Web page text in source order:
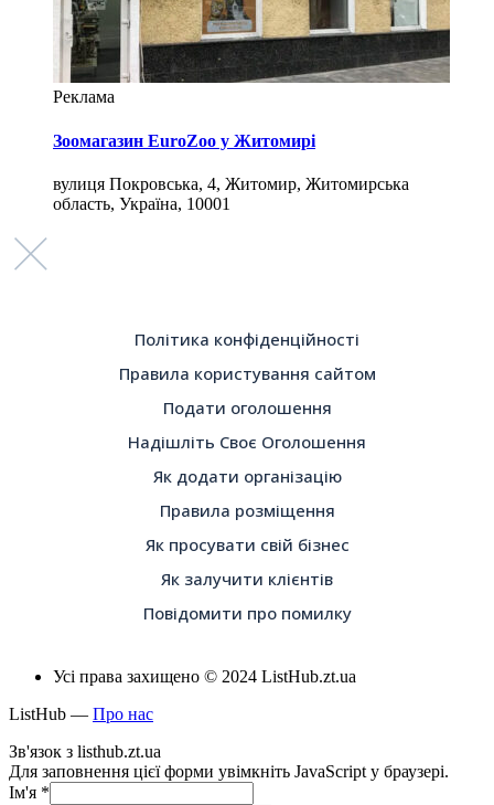
Реклама
Зоомагазин EuroZoo у Житомирі
вулиця Покровська, 4, Житомир, Житомирська
область, Україна, 10001
Політика конфіденційності
Правила користування сайтом
Подати оголошення
Надішліть Своє Оголошення
Як додати організацію
Правила розміщення
Як просувати свій бізнес
Як залучити клієнтів
Повідомити про помилку
Усі права захищено © 2024 ListHub.zt.ua
ListHub — Про нас
Зв'язок з listhub.zt.ua
Для заповнення цієї форми увімкніть JavaScript у браузері.
Ім'я *